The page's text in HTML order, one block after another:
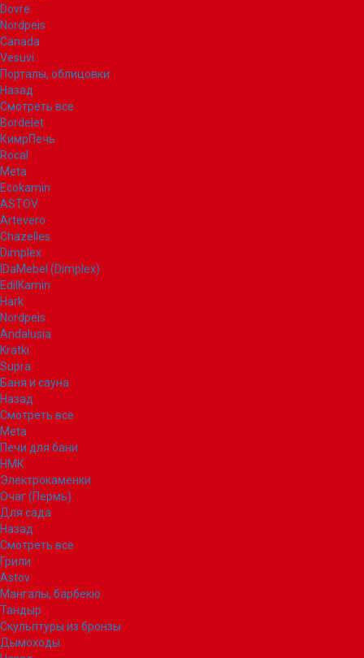
Dovre
Nordpeis
Canada
Vesuvi
Порталы, облицовки
Назад
Смотреть все
Bordelet
КимрПечь
Rocal
Meta
Ecokamin
ASTOV
Artevero
Chazelles
Dimplex
IDaMebel (Dimplex)
EdilKamin
Hark
Nordpeis
Andalusia
Kratki
Supra
Баня и сауна
Назад
Смотреть все
Meta
Печи для бани
НМК
Электрокаменки
Очаг (Пермь)
Для сада
Назад
Смотреть все
Грили
Astov
Мангалы, барбекю
Тандыр
Скульптуры из бронзы
Дымоходы